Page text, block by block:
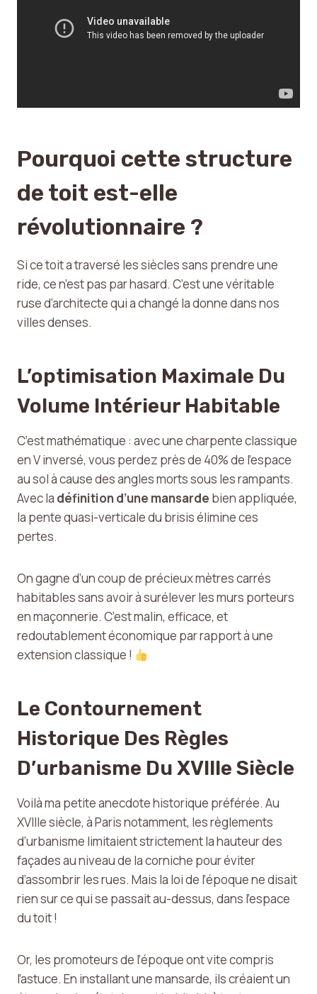
Pourquoi cette structure
de toit est-elle
révolutionnaire ?
Si ce toit a traversé les siècles sans prendre une
ride, ce n’est pas par hasard. C’est une véritable
ruse d’architecte qui a changé la donne dans nos
villes denses.
L’optimisation Maximale Du
Volume Intérieur Habitable
C’est mathématique : avec une charpente classique
en V inversé, vous perdez près de 40% de l’espace
au sol à cause des angles morts sous les rampants.
Avec la définition d’une mansarde bien appliquée,
la pente quasi-verticale du brisis élimine ces
pertes.
On gagne d’un coup de précieux mètres carrés
habitables sans avoir à surélever les murs porteurs
en maçonnerie. C’est malin, efficace, et
redoutablement économique par rapport à une
extension classique !
Le Contournement
Historique Des Règles
D’urbanisme Du XVIIIe Siècle
Voilà ma petite anecdote historique préférée. Au
XVIIIe siècle, à Paris notamment, les règlements
d’urbanisme limitaient strictement la hauteur des
façades au niveau de la corniche pour éviter
d’assombrir les rues. Mais la loi de l’époque ne disait
rien sur ce qui se passait au-dessus, dans l’espace
du toit !
Or, les promoteurs de l’époque ont vite compris
l’astuce. En installant une mansarde, ils créaient un